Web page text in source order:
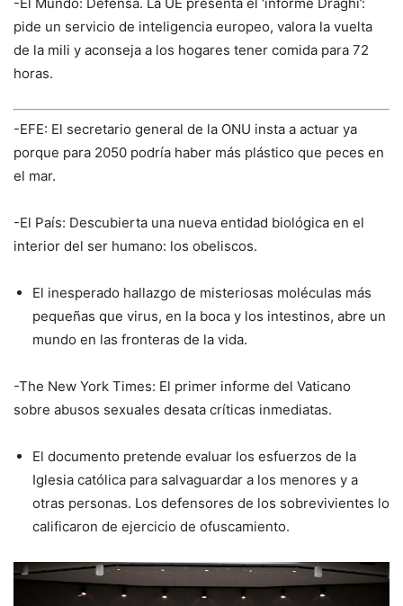
-El Mundo: Defensa. La UE presenta el ‘informe Draghi’:
pide un servicio de inteligencia europeo, valora la vuelta
de la mili y aconseja a los hogares tener comida para 72
horas.
-EFE: El secretario general de la ONU insta a actuar ya
porque para 2050 podría haber más plástico que peces en
el mar.
-El País: Descubierta una nueva entidad biológica en el
interior del ser humano: los obeliscos.
El inesperado hallazgo de misteriosas moléculas más
pequeñas que virus, en la boca y los intestinos, abre un
mundo en las fronteras de la vida.
-The New York Times: El primer informe del Vaticano
sobre abusos sexuales desata críticas inmediatas.
El documento pretende evaluar los esfuerzos de la
Iglesia católica para salvaguardar a los menores y a
otras personas. Los defensores de los sobrevivientes lo
calificaron de ejercicio de ofuscamiento.